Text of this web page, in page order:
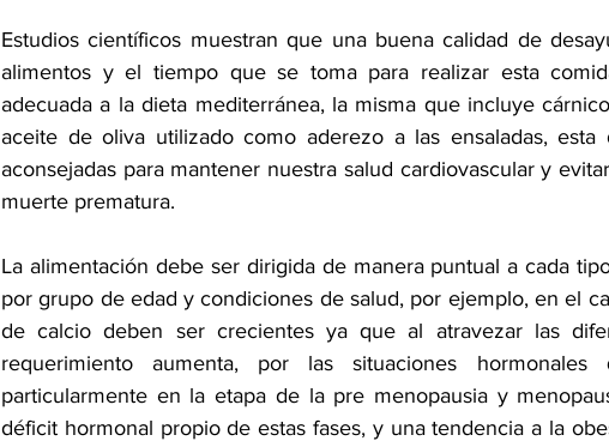
Estudios científicos muestran que una buena calidad de
alimentos y el tiempo que se toma para realizar esta
adecuada a la dieta mediterránea, la misma que incluye
aceite de oliva utilizado como aderezo a las ensaladas,
aconsejadas para mantener nuestra salud cardiovascular y
muerte prematura.
La alimentación debe ser dirigida de manera puntual a cada
por grupo de edad y condiciones de salud, por ejemplo, en el
de calcio deben ser crecientes ya que al atravezar las
requerimiento aumenta, por las situaciones
particularmente en la etapa de la pre menopausia y
déficit hormonal propio de estas fases, y una tendencia a la